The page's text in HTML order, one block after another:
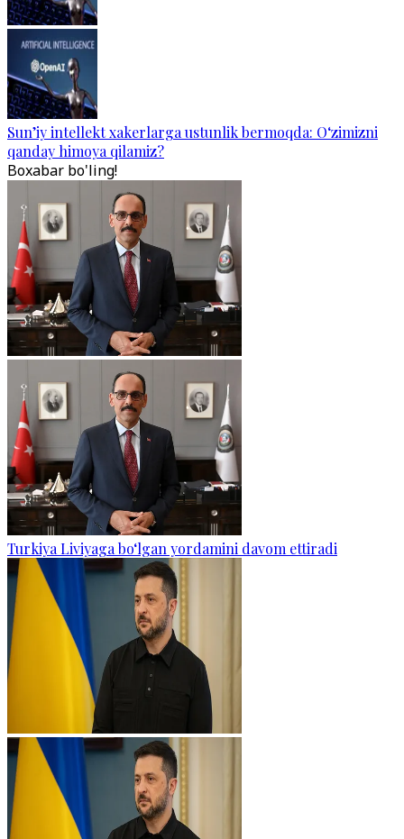
Sun’iy intellekt xakerlarga ustunlik bermoqda: O‘zimizni
qanday himoya qilamiz?
Boxabar bo'ling!
Turkiya Liviyaga bo‘lgan yordamini davom ettiradi